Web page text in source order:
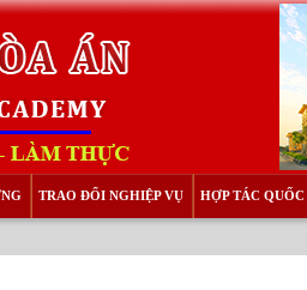
TRAO ĐỔI NGHIỆP VỤ HỢP TÁC QUỐC